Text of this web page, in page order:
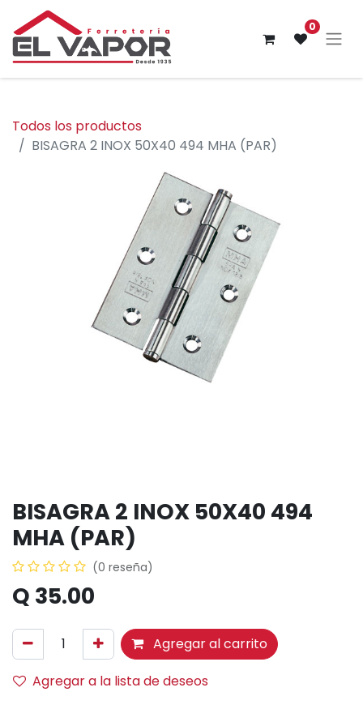
0
Todos los productos
BISAGRA 2 INOX 50X40 494 MHA (PAR)
BISAGRA 2 INOX 50X40 494
MHA (PAR)
(0 reseña)
Q 35.00
Agregar al carrito
Agregar a la lista de deseos